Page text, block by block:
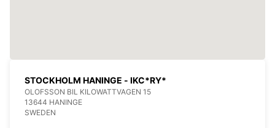
STOCKHOLM HANINGE - IKC*RY*
OLOFSSON BIL KILOWATTVAGEN 15
13644 HANINGE
SWEDEN